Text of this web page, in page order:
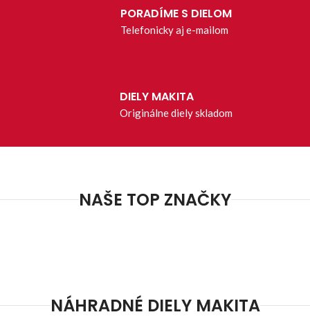
PORADÍME S DIELOM
Telefonicky aj e-mailom
DIELY MAKITA
Originálne diely skladom
NAŠE TOP ZNAČKY
NÁHRADNÉ DIELY MAKITA